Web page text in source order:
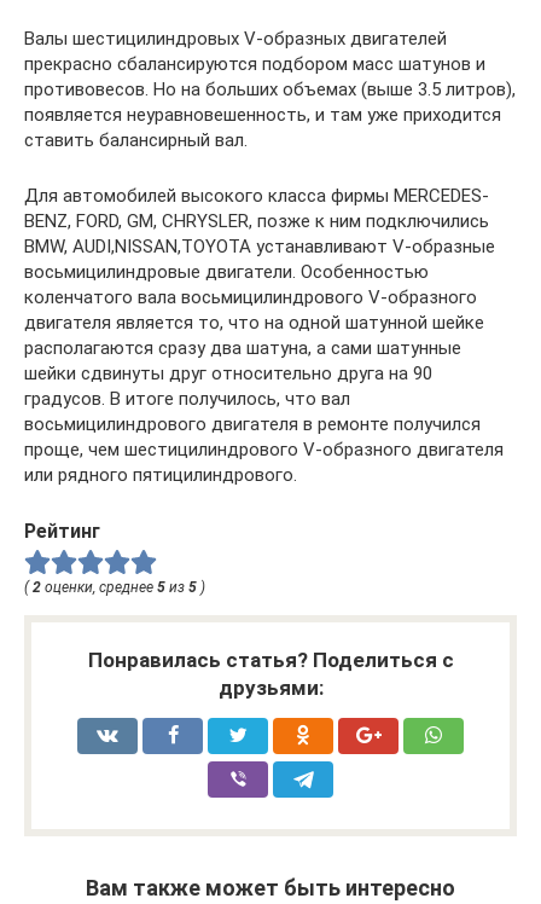
Валы шестицилиндровых V-образных двигателей
прекрасно сбалансируются подбором масс шатунов и
противовесов. Но на больших объемах (выше 3.5 литров),
появляется неуравновешенность, и там уже приходится
ставить балансирный вал.
Для автомобилей высокого класса фирмы MERCEDES-
BENZ, FORD, GM, CHRYSLER, позже к ним подключились
BMW, AUDI,NISSAN,TOYOTA устанавливают V-образные
восьмицилиндровые двигатели. Особенностью
коленчатого вала восьмицилиндрового V-образного
двигателя является то, что на одной шатунной шейке
располагаются сразу два шатуна, а сами шатунные
шейки сдвинуты друг относительно друга на 90
градусов. В итоге получилось, что вал
восьмицилиндрового двигателя в ремонте получился
проще, чем шестицилиндрового V-образного двигателя
или рядного пятицилиндрового.
Рейтинг
( 2 оценки, среднее 5 из 5 )
Понравилась статья? Поделиться с
друзьями:
Вам также может быть интересно